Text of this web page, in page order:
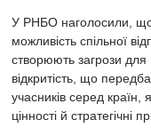
У РНБО наголосили, що
можливість спільної
створюють загрози для
відкритість, що
учасників серед країн,
цінності й стратегічні